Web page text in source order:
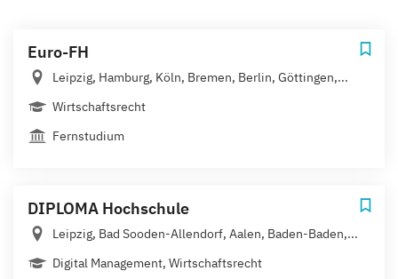
Euro-FH
Leipzig, Hamburg, Köln, Bremen, Berlin, Göttingen,...
Wirtschaftsrecht
Fernstudium
DIPLOMA Hochschule
Leipzig, Bad Sooden-Allendorf, Aalen, Baden-Baden,...
Digital Management, Wirtschaftsrecht